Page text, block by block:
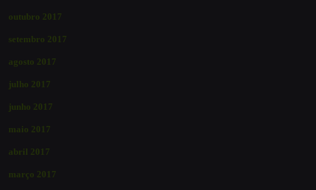
outubro 2017
setembro 2017
agosto 2017
julho 2017
junho 2017
maio 2017
abril 2017
março 2017